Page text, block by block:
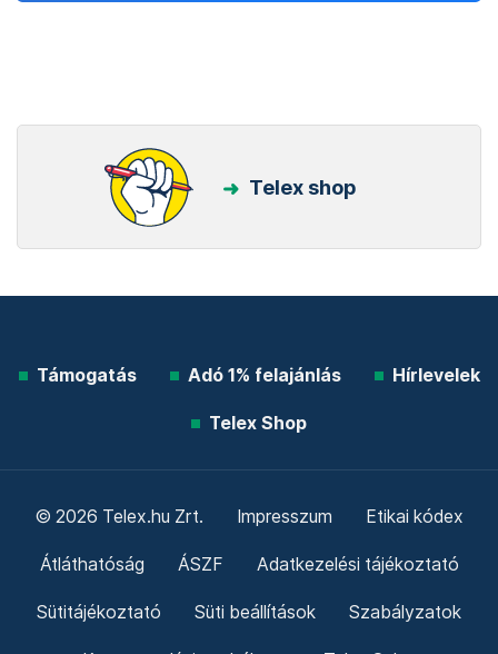
Telex shop
Támogatás Adó 1% felajánlás Hírlevelek
Telex Shop
© 2026 Telex.hu Zrt. Impresszum Etikai kódex
Átláthatóság ÁSZF Adatkezelési tájékoztató
Sütitájékoztató Süti beállítások Szabályzatok